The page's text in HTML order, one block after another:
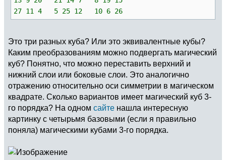
27 11 4 5 25 12 10 6 26
Это три разных куба? Или это эквивалентные кубы?
Каким преобразованиям можно подвергать магический
куб? Понятно, что можно переставить верхний и
нижний слои или боковые слои. Это аналогично
отражению относительно оси симметрии в магическом
квадрате. Сколько вариантов имеет магический куб 3-
го порядка? На одном сайте нашла интересную
картинку с четырьмя базовыми (если я правильно
поняла) магическими кубами 3-го порядка.